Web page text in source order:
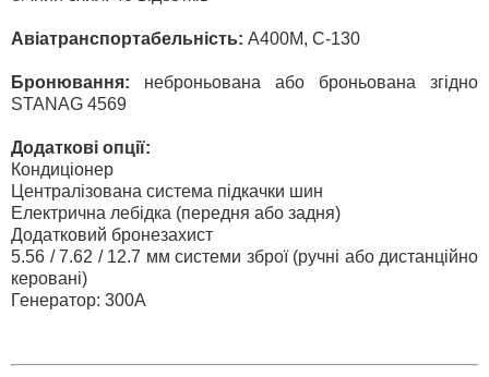
Авіатранспортабельність: А400М, С-130
Бронювання: неброньована або броньована згідно
STANAG 4569
Додаткові опції:
Кондиціонер
Централізована система підкачки шин
Електрична лебідка (передня або задня)
Додатковий бронезахист
5.56 / 7.62 / 12.7 мм системи зброї (ручні або дистанційно
керовані)
Генератор: 300A